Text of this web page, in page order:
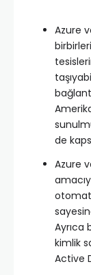
Azure
de
Azure
Ayrıca
kimlik
Active